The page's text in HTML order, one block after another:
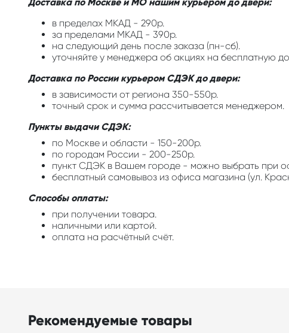
Доставка по Москве и МО нашим курьером до двери:
в пределах МКАД - 290р.
за пределами МКАД - 390р.
на следующий день после заказа (пн-сб).
уточняйте у менеджера об акциях на бесплатную
Доставка по России курьером СДЭК до двери:
в зависимости от региона 350-550р.
точный срок и сумма рассчитывается менеджером.
Пункты выдачи СДЭК:
по Москве и области - 150-200р.
по городам России - 200-250р.
пункт СДЭК в Вашем городе - можно выбрать при
бесплатный самовывоз из офиса магазина (ул.
Способы оплаты:
при получении товара.
наличными или картой.
оплата на расчётный счёт.
Рекомендуемые товары